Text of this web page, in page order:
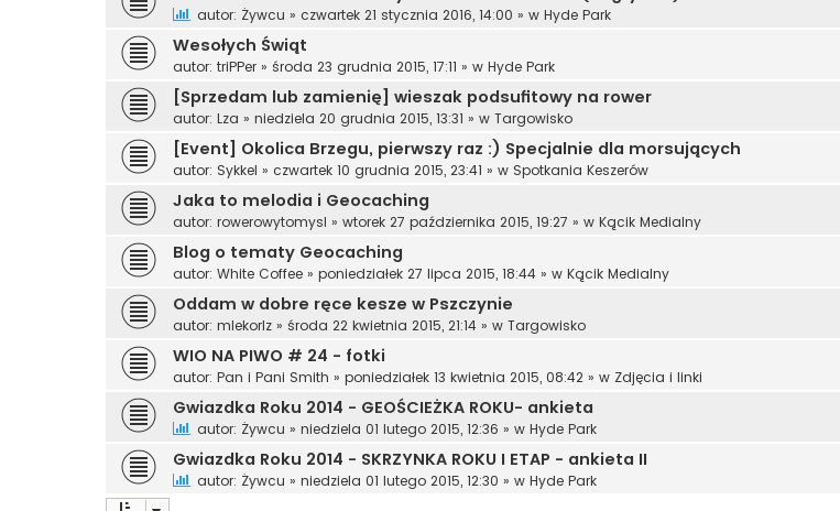
autor: Żywcu » czwartek 21 stycznia 2016, 14:00 » w Hyde Park
Wesołych Świąt
autor: triPPer » środa 23 grudnia 2015, 17:11 » w Hyde Park
[Sprzedam lub zamienię] wieszak podsufitowy na rower
autor: Lza » niedziela 20 grudnia 2015, 13:31 » w Targowisko
[Event] Okolica Brzegu, pierwszy raz :) Specjalnie dla morsujących
autor: Sykkel » czwartek 10 grudnia 2015, 23:41 » w Spotkania Keszerów
Jaka to melodia i Geocaching
autor: rowerowytomysl » wtorek 27 października 2015, 19:27 » w Kącik Medialny
Blog o tematy Geocaching
autor: White Coffee » poniedziałek 27 lipca 2015, 18:44 » w Kącik Medialny
Oddam w dobre ręce kesze w Pszczynie
autor: mlekorlz » środa 22 kwietnia 2015, 21:14 » w Targowisko
WIO NA PIWO # 24 - fotki
autor: Pan i Pani Smith » poniedziałek 13 kwietnia 2015, 08:42 » w Zdjęcia i linki
Gwiazdka Roku 2014 - GEOŚCIEŻKA ROKU- ankieta
autor: Żywcu » niedziela 01 lutego 2015, 12:36 » w Hyde Park
Gwiazdka Roku 2014 - SKRZYNKA ROKU I ETAP - ankieta II
autor: Żywcu » niedziela 01 lutego 2015, 12:30 » w Hyde Park